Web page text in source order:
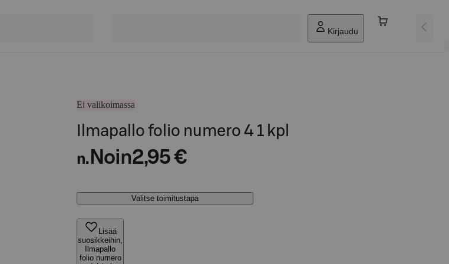
Kirjaudu
Ei valikoimassa
Ilmapallo folio numero 4 1 kpl
n. Noin2,95 €
Valitse toimitustapa
Lisää
suosikkeihin,
Ilmapallo
folio numero